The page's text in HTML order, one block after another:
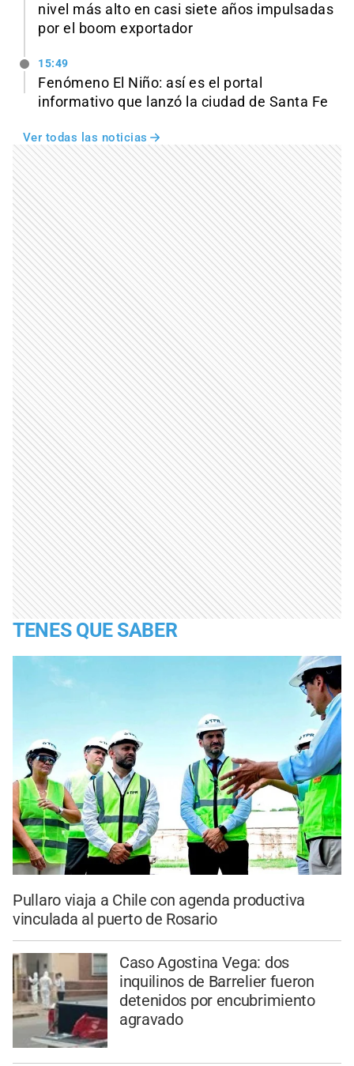
nivel más alto en casi siete años impulsadas
por el boom exportador
15:49
Fenómeno El Niño: así es el portal
informativo que lanzó la ciudad de Santa Fe
Ver todas las noticias
TENES QUE SABER
Pullaro viaja a Chile con agenda productiva
vinculada al puerto de Rosario
Caso Agostina Vega: dos
inquilinos de Barrelier fueron
detenidos por encubrimiento
agravado